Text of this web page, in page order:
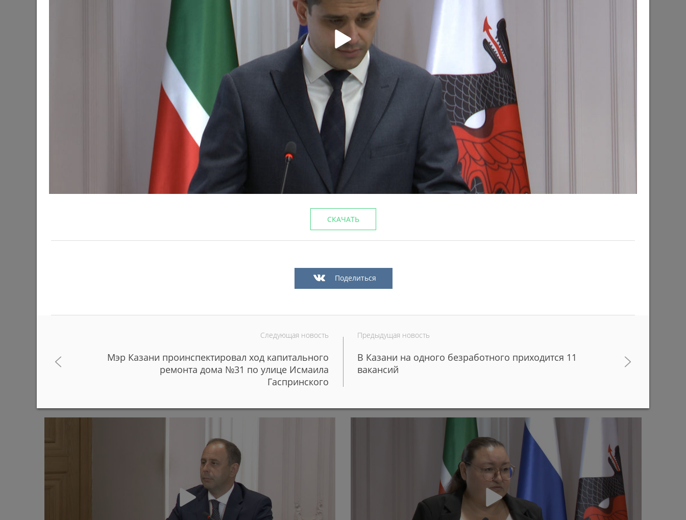
Готовность первой очереди третьего этапа благоустройства
набережной озера Нижний Кабан достигла 65%
Этим летом в парке им.Горького пройдут фестивали этнической
культуры
В Казанском зооботсаде за полгода родились более 50 редких
Более 100 молодых поваров с начала учебного года придут работать в
школы и детские сады Казани
СКАЧАТЬ
Поделиться
Следующая новость
Мэр Казани проинспектировал ход капитального
ремонта дома №31 по улице Исмаила
Гаспринского
Предыдущая новость
В Казани на одного безработного приходится 11
вакансий